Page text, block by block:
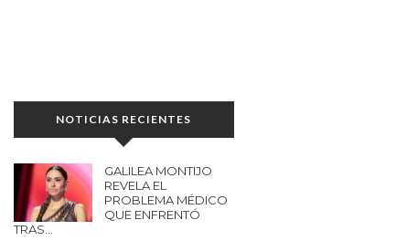
NOTICIAS RECIENTES
GALILEA MONTIJO
REVELA EL
PROBLEMA MÉDICO
QUE ENFRENTÓ
TRAS…